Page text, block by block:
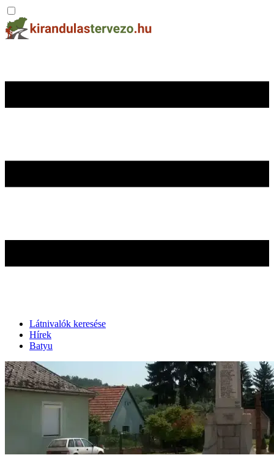
Látnivalók keresése
Hírek
Batyu